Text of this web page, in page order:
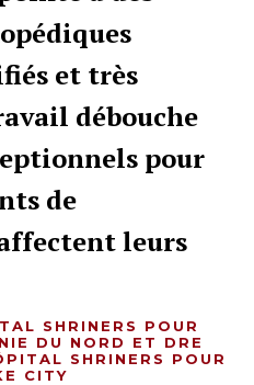
et très
débouche
pour
de
leurs
SHRINERS POUR
DU NORD ET DRE
SHRINERS POUR
CITY